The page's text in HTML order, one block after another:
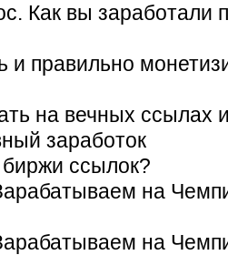
Как вы заработали
и правильно
на вечных ссылах
заработок
ссылок?
на
на